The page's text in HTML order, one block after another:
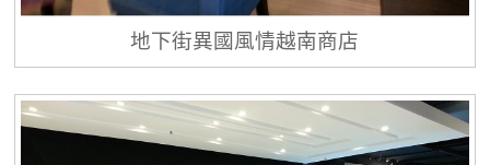
地下街異國風情越南商店